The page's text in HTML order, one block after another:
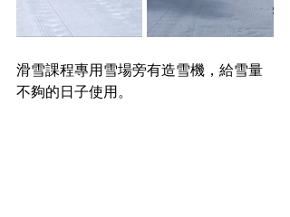
滑雪課程專用雪場旁有造雪機，給雪量
不夠的日子使用。